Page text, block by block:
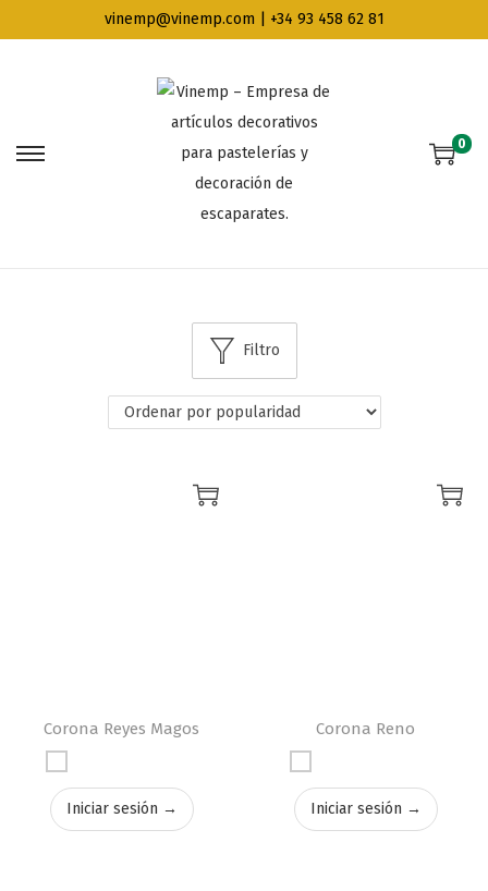
vinemp@vinemp.com | +34 93 458 62 81
0
Filtro
Corona Reyes Magos
Iniciar sesión →
Corona Reno
Iniciar sesión →